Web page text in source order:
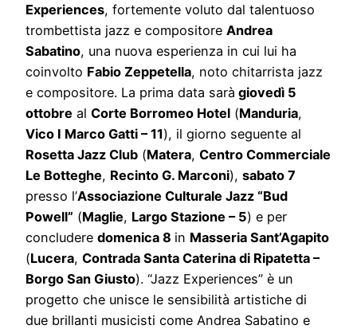
Experiences, fortemente voluto dal talentuoso
trombettista jazz e compositore Andrea
Sabatino, una nuova esperienza in cui lui ha
coinvolto Fabio Zeppetella, noto chitarrista jazz
e compositore. La prima data sarà giovedì 5
ottobre al Corte Borromeo Hotel (Manduria,
Vico I Marco Gatti – 11), il giorno seguente al
Rosetta Jazz Club (Matera, Centro Commerciale
Le Botteghe, Recinto G. Marconi), sabato 7
presso l’Associazione Culturale Jazz “Bud
Powell” (Maglie, Largo Stazione – 5) e per
concludere domenica 8 in Masseria Sant’Agapito
(Lucera, Contrada Santa Caterina di Ripatetta –
Borgo San Giusto). “Jazz Experiences” è un
progetto che unisce le sensibilità artistiche di
due brillanti musicisti come Andrea Sabatino e